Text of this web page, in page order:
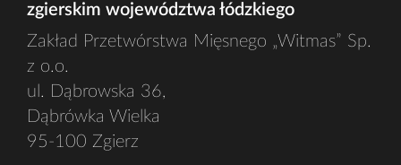
zgierskim województwa łódzkiego
Zakład Przetwórstwa Mięsnego „Witmas” Sp.
z o.o.
ul. Dąbrowska 36,
Dąbrówka Wielka
95-100 Zgierz